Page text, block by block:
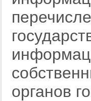
органов